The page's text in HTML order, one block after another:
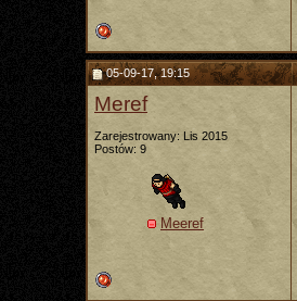
05-09-17, 19:15
Meref
Zarejestrowany: Lis 2015
Postów: 9
Meeref